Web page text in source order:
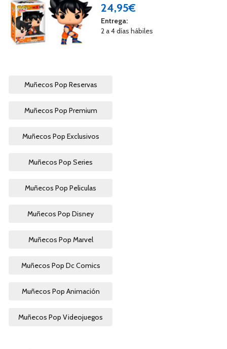
24,95€
Entrega:
2 a 4 días hábiles
Muñecos Pop Reservas
Muñecos Pop Premium
Muñecos Pop Exclusivos
Muñecos Pop Series
Muñecos Pop Peliculas
Muñecos Pop Disney
Muñecos Pop Marvel
Muñecos Pop Dc Comics
Muñecos Pop Animación
Muñecos Pop Videojuegos